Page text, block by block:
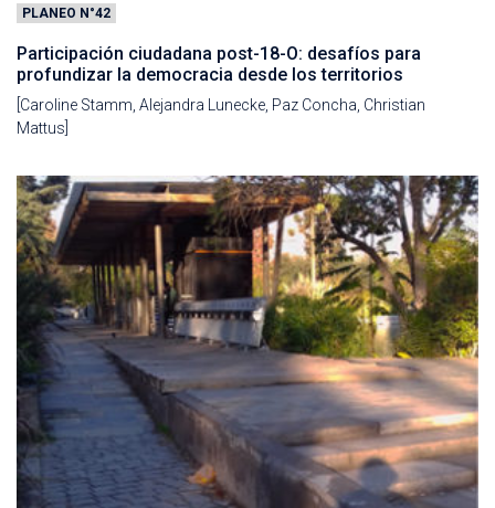
PLANEO N°42
Participación ciudadana post-18-O: desafíos para
profundizar la democracia desde los territorios
[Caroline Stamm, Alejandra Lunecke, Paz Concha, Christian
Mattus]